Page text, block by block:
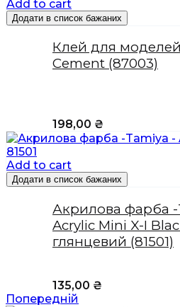
Add to cart
Додати в список бажаних
Клей для
Cement (87003)
198,00 ₴
Add to cart
Додати в список бажаних
Акрилова фарба -
Acrylic Mini X-I
глянцевий (81501)
135,00 ₴
Попередній